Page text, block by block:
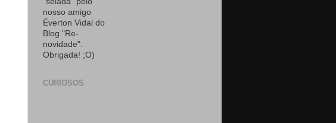
nosso amigo
Éverton Vidal do
Blog "Re-
novidade".
Obrigada! ;O)
CURIOSOS